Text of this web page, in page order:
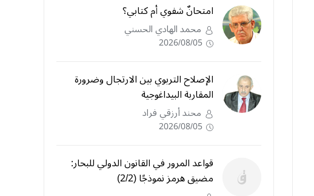
امتحانٌ شفوي أم كتابي؟
محمد الهادي الحسني
2026/08/05
الإصلاح التربوي بين الارتجال وضرورة
المقاربة البيداغوجية
محند أرزقي فراد
2026/08/05
قواعد المرور في القانون الدولي للبحار:
مضيق هرمز نموذجًا (2/2)